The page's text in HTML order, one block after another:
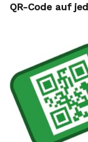
QR-Code auf